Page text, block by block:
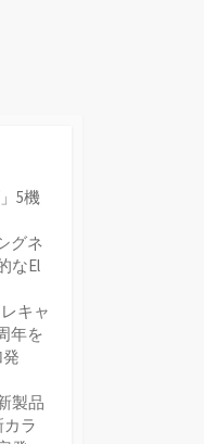
5機
グネ
なEl
キャ
年を
製品
カラ